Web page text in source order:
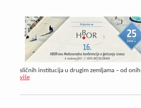
sličnih institucija u drugim zemljama – od
više